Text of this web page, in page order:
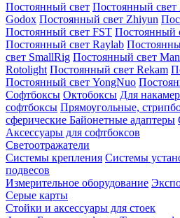
Постоянный свет Постоянный свет
Godox Постоянный свет Zhiyun
Постоянный свет FST Постоянный
Постоянный свет Raylab
свет SmallRig Постоянный свет
Rotolight Постоянный свет Rekam
Постоянный свет YongNuo
Софтбоксы Октобоксы Для
софтбоксы Прямоугольные,
сферические Байонетныe адаптеры
Аксессуары для софтбоксов
Светоотражатели
Системы крепления Системы
подвесов
Измерительное оборудование
Серые карты
Стойки и аксессуары для стоек